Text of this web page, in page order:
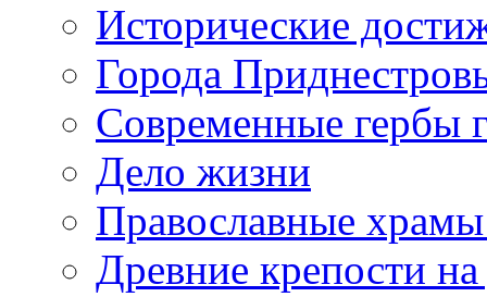
Исторические
Города
Современные гербы
Дело жизни
Православные
Древние крепости